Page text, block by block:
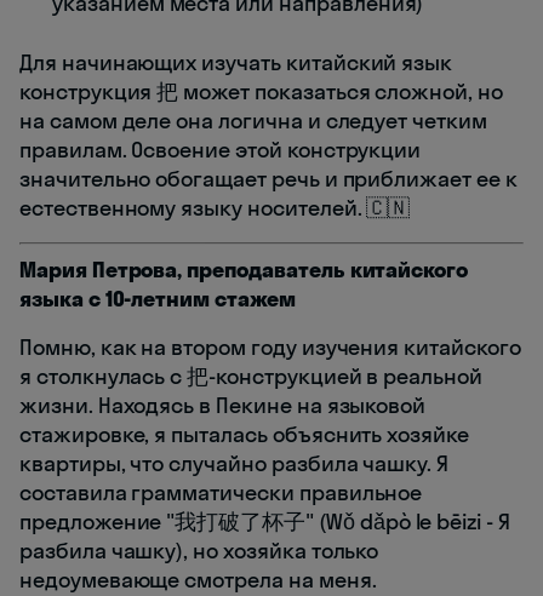
Для начинающих изучать китайский язык
конструкция 把 может показаться сложной, но
на самом деле она логична и следует четким
правилам. Освоение этой конструкции
значительно обогащает речь и приближает ее к
естественному языку носителей. 🇨🇳
Мария Петрова, преподаватель китайского
языка с 10-летним стажем
Помню, как на втором году изучения китайского
я столкнулась с 把-конструкцией в реальной
жизни. Находясь в Пекине на языковой
стажировке, я пыталась объяснить хозяйке
квартиры, что случайно разбила чашку. Я
составила грамматически правильное
предложение "我打破了杯子" (Wǒ dǎpò le bēizi - Я
разбила чашку), но хозяйка только
недоумевающе смотрела на меня.